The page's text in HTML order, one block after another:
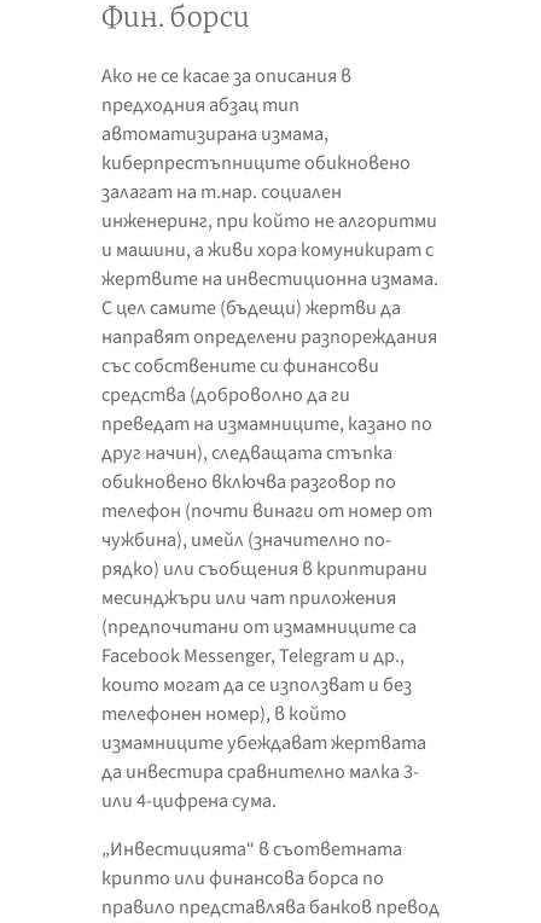
Фин. борси
Ако не се касае за описания в
предходния абзац тип
автоматизирана измама,
киберпрестъпниците обикновено
залагат на т.нар. социален
инженеринг, при който не алгоритми
и машини, а живи хора комуникират с
жертвите на инвестиционна измама.
С цел самите (бъдещи) жертви да
направят определени разпореждания
със собствените си финансови
средства (доброволно да ги
преведат на измамниците, казано по
друг начин), следващата стъпка
обикновено включва разговор по
телефон (почти винаги от номер от
чужбина), имейл (значително по-
рядко) или съобщения в криптирани
месинджъри или чат приложения
(предпочитани от измамниците са
Facebook Messenger, Telegram и др.,
които могат да се използват и без
телефонен номер), в който
измамниците убеждават жертвата
да инвестира сравнително малка 3-
или 4-цифрена сума.
„Инвестицията“ в съответната
крипто или финансова борса по
правило представлява банков превод